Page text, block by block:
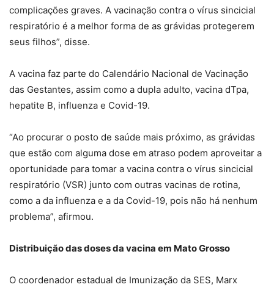
complicações graves. A vacinação contra o vírus sincicial
respiratório é a melhor forma de as grávidas protegerem
seus filhos”, disse.
A vacina faz parte do Calendário Nacional de Vacinação
das Gestantes, assim como a dupla adulto, vacina dTpa,
hepatite B, influenza e Covid-19.
“Ao procurar o posto de saúde mais próximo, as grávidas
que estão com alguma dose em atraso podem aproveitar a
oportunidade para tomar a vacina contra o vírus sincicial
respiratório (VSR) junto com outras vacinas de rotina,
como a da influenza e a da Covid-19, pois não há nenhum
problema”, afirmou.
Distribuição das doses da vacina em Mato Grosso
O coordenador estadual de Imunização da SES, Marx